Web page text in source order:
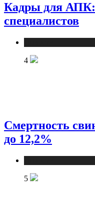
Кадры для АПК:
специалистов
4
Смертность
до 12,2%
5